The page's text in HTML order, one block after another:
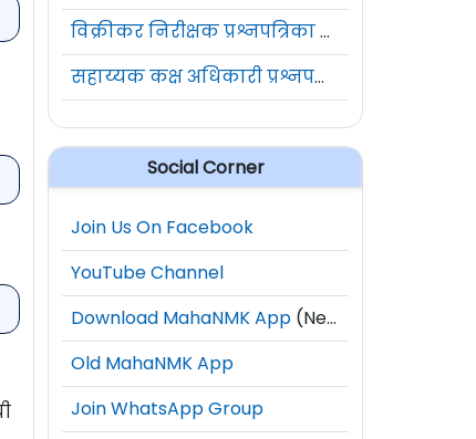
विक्रीकर निरीक्षक प्रश्नपत्रिका संच
सहाय्यक कक्ष अधिकारी प्रश्नपत्रिका संच
Social Corner
Join Us On Facebook
YouTube Channel
Download MahaNMK App (New)
Old MahaNMK App
Join WhatsApp Group